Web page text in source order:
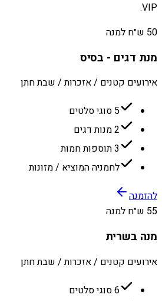
VIP.
50 ש״ח למנה
מנת דגים - בסיס
אירועים קטנים / אזכרות / שבת חתן
5 סוגי סלטים
2 מנות דגים
3 תוספות חמות
לחמניה המוציא / מזונות
להזמנה
55 ש״ח למנה
מנה בשרית
אירועים קטנים / אזכרות / שבת חתן
6 סוגי סלטים